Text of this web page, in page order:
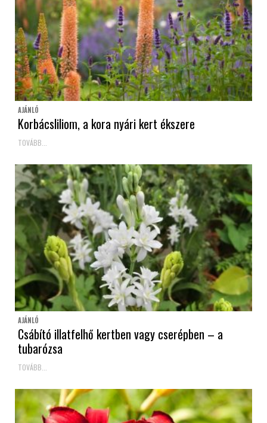
AJÁNLÓ
Korbácsliliom, a kora nyári kert ékszere
TOVÁBB...
AJÁNLÓ
Csábító illatfelhő kertben vagy cserépben – a
tubarózsa
TOVÁBB...